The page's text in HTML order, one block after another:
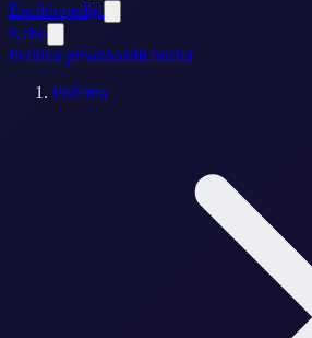
Enciklopedija
Nebo
Politika privatnostiKontakt
Početna